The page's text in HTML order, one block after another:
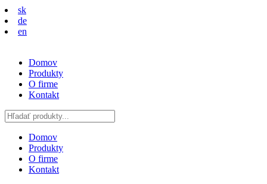
sk
de
en
Domov
Produkty
O firme
Kontakt
Domov
Produkty
O firme
Kontakt